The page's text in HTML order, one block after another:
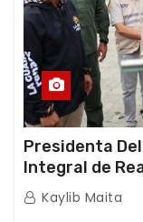
Presidenta
Integral de
Guaira
Kaylib Maita